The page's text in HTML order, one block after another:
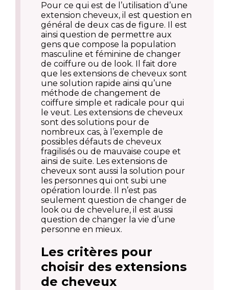
Pour ce qui est de l’utilisation d’une
extension cheveux, il est question en
général de deux cas de figure. Il est
ainsi question de permettre aux
gens que compose la population
masculine et féminine de changer
de coiffure ou de look. Il fait dore
que les extensions de cheveux sont
une solution rapide ainsi qu’une
méthode de changement de
coiffure simple et radicale pour qui
le veut. Les extensions de cheveux
sont des solutions pour de
nombreux cas, à l’exemple de
possibles défauts de cheveux
fragilisés ou de mauvaise coupe et
ainsi de suite. Les extensions de
cheveux sont aussi la solution pour
les personnes qui ont subi une
opération lourde. Il n’est pas
seulement question de changer de
look ou de chevelure, il est aussi
question de changer la vie d’une
personne en mieux.
Les critères pour
choisir des extensions
de cheveux